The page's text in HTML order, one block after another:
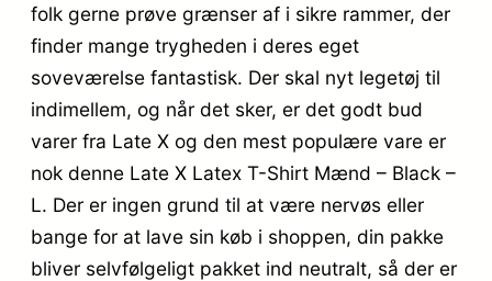
folk gerne prøve grænser af i sikre rammer, der
finder mange trygheden i deres eget
soveværelse fantastisk. Der skal nyt legetøj til
indimellem, og når det sker, er det godt bud
varer fra Late X og den mest populære vare er
nok denne Late X Latex T-Shirt Mænd – Black –
L. Der er ingen grund til at være nervøs eller
bange for at lave sin køb i shoppen, din pakke
bliver selvfølgeligt pakket ind neutralt, så der er